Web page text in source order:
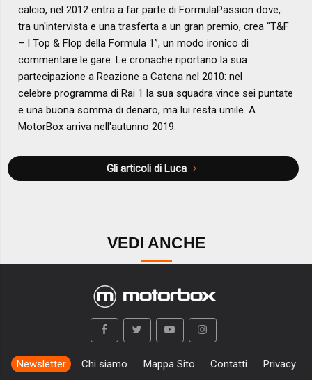
calcio, nel 2012 entra a far parte di FormulaPassion dove,
tra un'intervista e una trasferta a un gran premio, crea “T&F
– I Top & Flop della Formula 1”, un modo ironico di
commentare le gare. Le cronache riportano la sua
partecipazione a Reazione a Catena nel 2010: nel
celebre programma di Rai 1 la sua squadra vince sei puntate
e una buona somma di denaro, ma lui resta umile. A
MotorBox arriva nell'autunno 2019.
Gli articoli di Luca
VEDI ANCHE
Newsletter Chi siamo Mappa Sito Contatti
Privacy